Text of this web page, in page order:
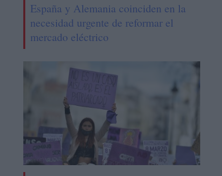
España y Alemania coinciden en la
necesidad urgente de reformar el
mercado eléctrico